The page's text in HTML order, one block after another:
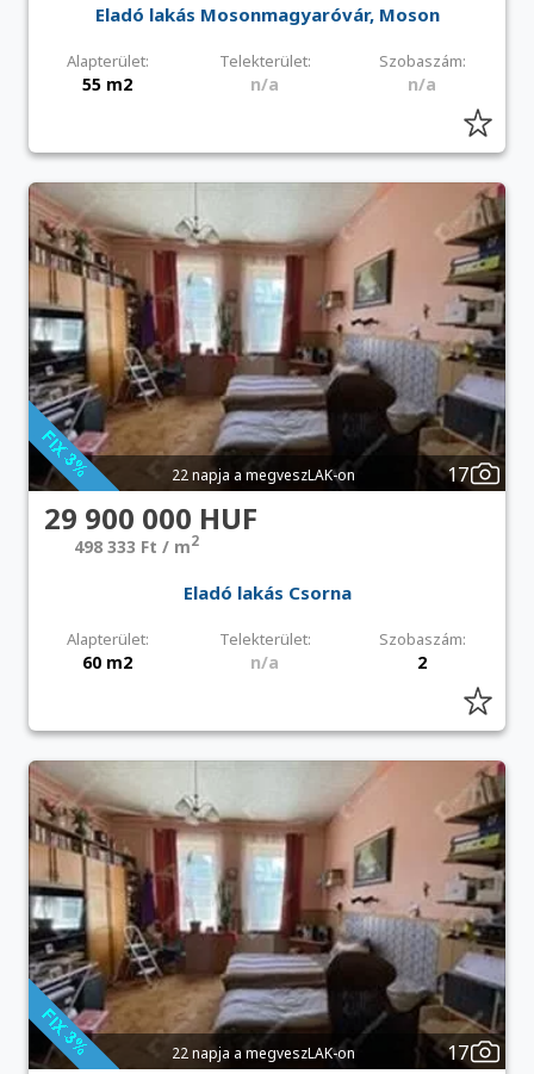
Eladó lakás Mosonmagyaróvár, Moson
Alapterület: Telekterület: Szobaszám:
55 m2 n/a n/a
22 napja a megveszLAK-on 17
29 900 000 HUF
498 333 Ft / m2
Eladó lakás Csorna
Alapterület: Telekterület: Szobaszám:
60 m2 n/a 2
22 napja a megveszLAK-on 17